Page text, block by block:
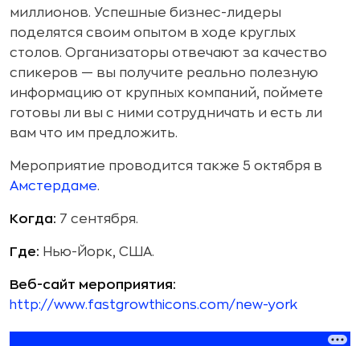
миллионов. Успешные бизнес-лидеры
поделятся своим опытом в ходе круглых
столов. Организаторы отвечают за качество
спикеров — вы получите реально полезную
информацию от крупных компаний, поймете
готовы ли вы с ними сотрудничать и есть ли
вам что им предложить.
Мероприятие проводится также 5 октября в
Амстердаме.
Когда: 7 сентября.
Где: Нью-Йорк, США.
Веб-сайт мероприятия:
http://www.fastgrowthicons.com/new-york